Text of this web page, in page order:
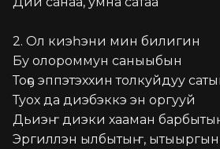
2. Ол киэһэни мин билигин
Бу олороммун саныыбын
Тоҕо эппэтэххин толкуйдуу
Туох да диэбэккэ эн оргууй
Дьиэҥ диэки хааман